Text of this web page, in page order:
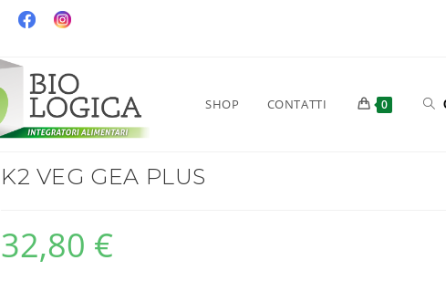
SHOP CONTATTI 0
K2 VEG GEA PLUS
32,80 €